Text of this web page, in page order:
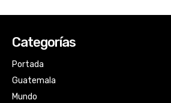
Categorías
Portada
Guatemala
Mundo